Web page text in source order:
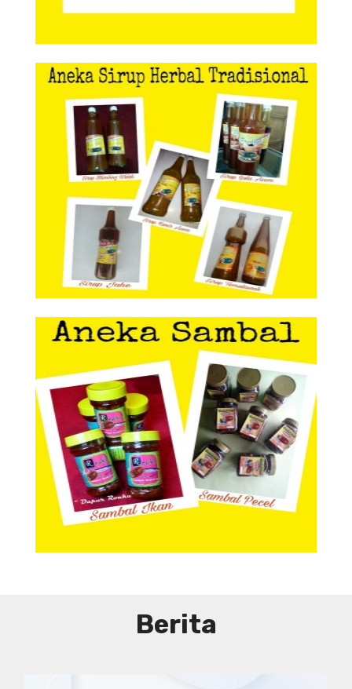
Aneka Sirup Herbal Tradisional
Aneka Sirup Herbal
Tradisional
Aneka Sambal
Aneka Sambal
Berita